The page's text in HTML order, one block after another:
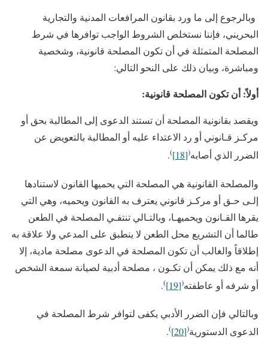
وبالرجوع إلى ما ورد بقانون المرافعات المدنية والتجارية
البحريني، فإننا نستخلص الشروط الواجب توافرها في شرط
المصلحة المتمثلة في أن تكون المصلحة قانونية، وشخصية
ومباشرة، وبيان ذلك على النحو التالي:
أولاً: أن تكون المصلحة قانونية:
ويقصد بقانونية المصلحة أن تستند الدعوى إلى المطالبة بحق أو
مركـز قـانوني أو رد الاعتداء عليه أو المطالبة بالتعويض عن
الضرر الذي أصابه(
[18]
)
.
والمصلحة القانونية هي المصلحة التي يحميها القانون لاستنادها
إلـى حـق أو مركـز قانوني يعترف به القانون ويحميه، وهي التي
يقرها القـانون ويحميهـا، وبالتـالي تنتفـي المصلحة في الطعن
طالما أن التشريع محل الطعن لا ينطبق على المدعي ولا علاقة به
إطلاقاً والغالب أن تكون المصلحة في الدعوى مصلحة مادية، إلا
أنه مع ذلك يمكن أن تكـون ، مصلحة أدبية لصيانة سمعة الشخص
أو شرفه أو عاطفته(
[19]
)
.
وبالتالي فإن الضرر الأدبي يكفى لتوافر شرط المصلحة في
الدعوى الدستورية(
[20]
)
.